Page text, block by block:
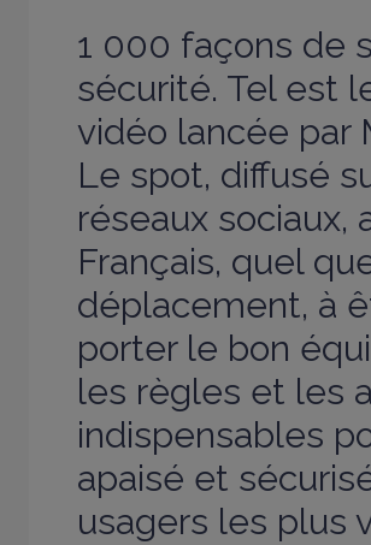
1 000 façons de
sécurité. Tel est
vidéo lancée par
Le spot, diffusé
réseaux sociaux,
Français, quel
déplacement, à
porter le bon
les règles et les
indispensables
apaisé et
usagers les plus